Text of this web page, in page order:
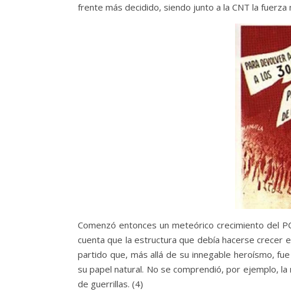
frente más decidido, siendo junto a la CNT la
Comenzó entonces un meteórico crecimiento del
cuenta que la estructura que debía hacerse crecer
partido que, más allá de su innegable heroísmo,
su papel natural. No se comprendió, por ejemplo,
de guerrillas. (4)